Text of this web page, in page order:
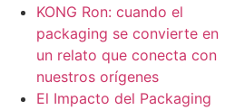
KONG Ron: cuando el
packaging se convierte en
un relato que conecta con
nuestros orígenes
El Impacto del Packaging